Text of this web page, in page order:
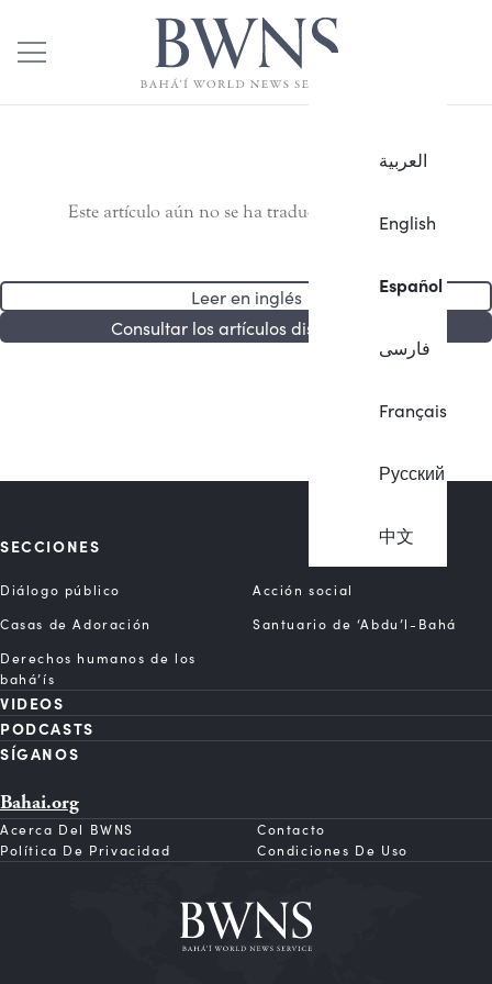
العربية
English
Español
فارسی
Français
Русский
中文
Este artículo aún no se ha traducido al español.
Leer en inglés
Consultar los artículos disponibles
SECCIONES
Diálogo público
Acción social
Casas de Adoración
Santuario de ‘Abdu’l-Bahá
Derechos humanos de los
bahá’ís
VIDEOS
PODCASTS
SÍGANOS
Bahai.org
Acerca Del BWNS
Contacto
Política De Privacidad
Condiciones De Uso